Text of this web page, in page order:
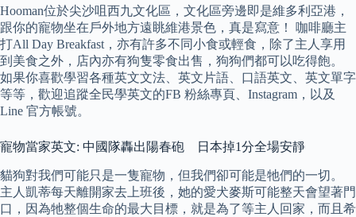
Hooman位於尖沙咀西九文化區，文化區旁邊即是維多利亞港，
跟你的寵物坐在戶外地方遠眺維港景色，真是寫意！ 咖啡廳主
打All Day Breakfast，亦有許多不同小食或輕食，除了主人享用
到美食之外，店內亦有狗隻零食出售，狗狗們都可以吃得飽。
如果你喜歡學習各種英文文法、英文片語、口語英文、英文單字
等等，歡迎追蹤全民學英文的FB 粉絲專頁、Instagram，以及
Line 官方帳號。
寵物當家英文: 中國隊轟出陽春砲 日本掉1分全場安靜
貓狗對我們可能只是一隻寵物，但我們卻可能是牠們的一切。
主人凱蒂每天離開家去上班後，她的愛犬麥斯可能整天會望著門
口，因為牠整個生命的最大目標，就是為了等主人回家，而且希